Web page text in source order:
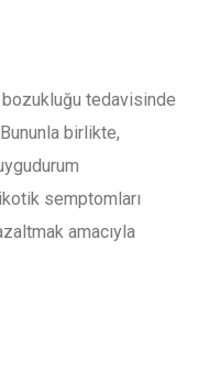
tedavisinde
birlikte,
semptomları
amacıyla